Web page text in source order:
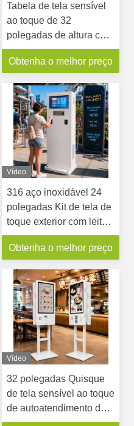
Tabela de tela sensível
ao toque de 32
polegadas de altura com
Android ou PC
Obtenha o melhor preço
Vídeo
316 aço inoxidável 24
polegadas Kit de tela de
toque exterior com leitor
de cartão RFID e teclado
Obtenha o melhor preço
Vídeo
32 polegadas Quisque
de tela sensível ao toque
de autoatendimento de
dois lados com